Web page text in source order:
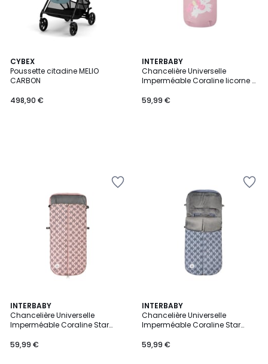
CYBEX
Poussette citadine MELIO
CARBON
498,90 €
INTERBABY
Chancelière Universelle
Imperméable Coraline licorne -
59,99 €
INTERBABY
Chancelière Universelle
Imperméable Coraline Star
59,99 €
INTERBABY
Chancelière Universelle
Imperméable Coraline Star
59,99 €